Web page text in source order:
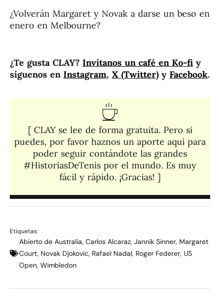
¿Volverán Margaret y Novak a darse un beso en
enero en Melbourne?
¿Te gusta CLAY? Invítanos un café en Ko-fi y
síguenos en Instagram, X (Twitter) y Facebook.
[ CLAY se lee de forma gratuita. Pero si
puedes, por favor haznos un aporte aquí para
poder seguir contándote las grandes
#HistoriasDeTenis por el mundo. Es muy
fácil y rápido. ¡Gracias! ]​
Etiquetas:
Abierto de Australia, Carlos Alcaraz, Jannik Sinner, Margaret
Court, Novak Djokovic, Rafael Nadal, Roger Federer, US
Open, Wimbledon